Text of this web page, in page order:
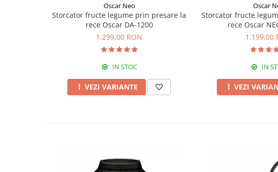
Oscar Neo
Storcator fructe legume prin presare la
rece Oscar DA-1200
1.299,00 RON
IN STOC
VEZI VARIANTE
Oscar
Storcator fructe
rece Oscar
1.199,00
IN
VEZI